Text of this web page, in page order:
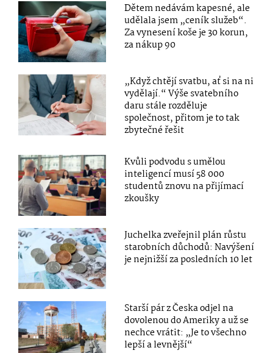
Dětem nedávám kapesné, ale
udělala jsem „ceník služeb“.
Za vynesení koše je 30 korun,
za nákup 90
„Když chtějí svatbu, ať si na ni
vydělají.“ Výše svatebního
daru stále rozděluje
společnost, přitom je to tak
zbytečné řešit
Kvůli podvodu s umělou
inteligencí musí 58 000
studentů znovu na přijímací
zkoušky
Juchelka zveřejnil plán růstu
starobních důchodů: Navýšení
je nejnižší za posledních 10 let
Starší pár z Česka odjel na
dovolenou do Ameriky a už se
nechce vrátit: „Je to všechno
lepší a levnější“